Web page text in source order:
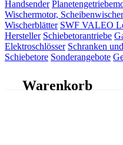
Handsender
Wischermotor,
Wischerblätter SWF VALEO
Hersteller Schiebetorantriebe
Elektroschlösser Schranken
Schiebetore Sonderangebote
Warenkorb